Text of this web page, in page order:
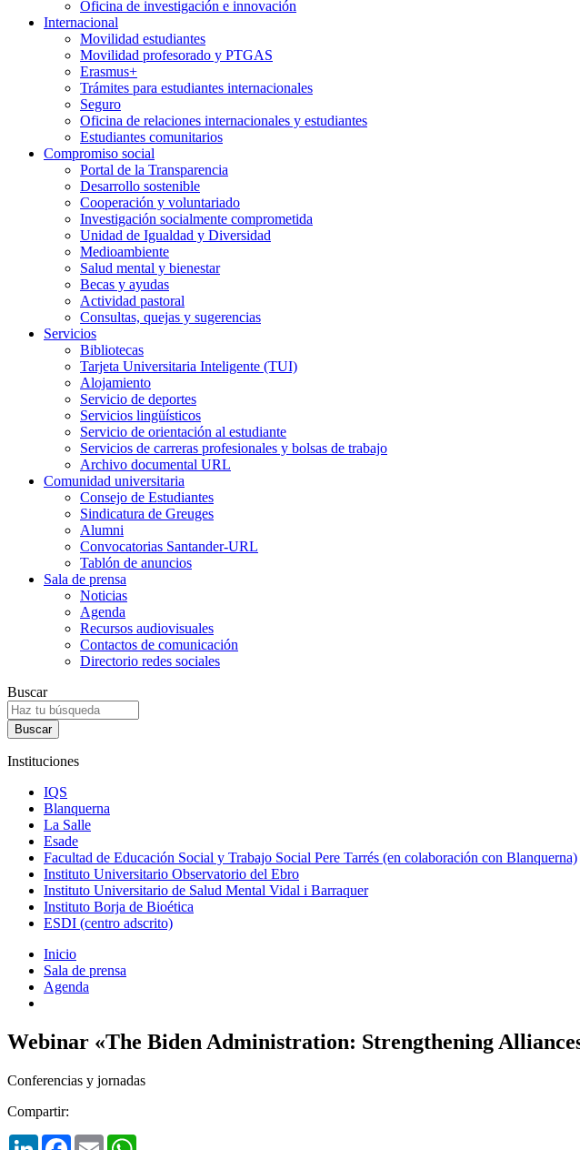
Oficina de investigación e innovación
Internacional
Movilidad estudiantes
Movilidad profesorado y PTGAS
Erasmus+
Trámites para estudiantes internacionales
Seguro
Oficina de relaciones internacionales y estudiantes
Estudiantes comunitarios
Compromiso social
Portal de la Transparencia
Desarrollo sostenible
Cooperación y voluntariado
Investigación socialmente comprometida
Unidad de Igualdad y Diversidad
Medioambiente
Salud mental y bienestar
Becas y ayudas
Actividad pastoral
Consultas, quejas y sugerencias
Servicios
Bibliotecas
Tarjeta Universitaria Inteligente (TUI)
Alojamiento
Servicio de deportes
Servicios lingüísticos
Servicio de orientación al estudiante
Servicios de carreras profesionales y bolsas de trabajo
Archivo documental URL
Comunidad universitaria
Consejo de Estudiantes
Sindicatura de Greuges
Alumni
Convocatorias Santander-URL
Tablón de anuncios
Sala de prensa
Noticias
Agenda
Recursos audiovisuales
Contactos de comunicación
Directorio redes sociales
Buscar
Instituciones
IQS
Blanquerna
La Salle
Esade
Facultad de Educación Social y Trabajo Social Pere Tarrés (en colaboración con Blanquerna)
Instituto Universitario Observatorio del Ebro
Instituto Universitario de Salud Mental Vidal i Barraquer
Instituto Borja de Bioética
ESDI (centro adscrito)
Inicio
Sala de prensa
Agenda
Webinar «The Biden Administration: Strengthening
Conferencias y jornadas
Compartir:
LinkedInFacebook
Email